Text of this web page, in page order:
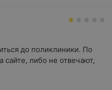
до поликлиники. По
либо не отвечают,